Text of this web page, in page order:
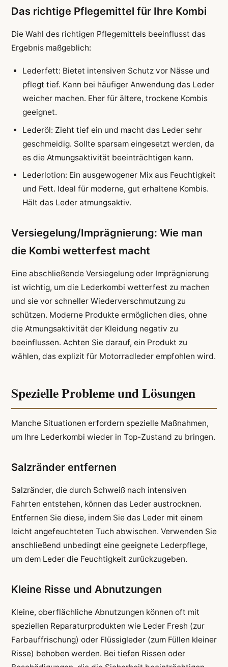
Das richtige Pflegemittel für Ihre Kombi
Die Wahl des richtigen Pflegemittels beeinflusst das
Ergebnis maßgeblich:
Lederfett: Bietet intensiven Schutz vor Nässe und
pflegt tief. Kann bei häufiger Anwendung das Leder
weicher machen. Eher für ältere, trockene Kombis
geeignet.
Lederöl: Zieht tief ein und macht das Leder sehr
geschmeidig. Sollte sparsam eingesetzt werden, da
es die Atmungsaktivität beeinträchtigen kann.
Lederlotion: Ein ausgewogener Mix aus Feuchtigkeit
und Fett. Ideal für moderne, gut erhaltene Kombis.
Hält das Leder atmungsaktiv.
Versiegelung/Imprägnierung: Wie man
die Kombi wetterfest macht
Eine abschließende Versiegelung oder Imprägnierung
ist wichtig, um die Lederkombi wetterfest zu machen
und sie vor schneller Wiederverschmutzung zu
schützen. Moderne Produkte ermöglichen dies, ohne
die Atmungsaktivität der Kleidung negativ zu
beeinflussen. Achten Sie darauf, ein Produkt zu
wählen, das explizit für Motorradleder empfohlen wird.
Spezielle Probleme und Lösungen
Manche Situationen erfordern spezielle Maßnahmen,
um Ihre Lederkombi wieder in Top-Zustand zu bringen.
Salzränder entfernen
Salzränder, die durch Schweiß nach intensiven
Fahrten entstehen, können das Leder austrocknen.
Entfernen Sie diese, indem Sie das Leder mit einem
leicht angefeuchteten Tuch abwischen. Verwenden Sie
anschließend unbedingt eine geeignete Lederpflege,
um dem Leder die Feuchtigkeit zurückzugeben.
Kleine Risse und Abnutzungen
Kleine, oberflächliche Abnutzungen können oft mit
speziellen Reparaturprodukten wie Leder Fresh (zur
Farbauffrischung) oder Flüssigleder (zum Füllen kleiner
Risse) behoben werden. Bei tiefen Rissen oder